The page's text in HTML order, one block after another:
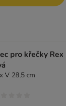
pro křečky Rex
V 28,5 cm